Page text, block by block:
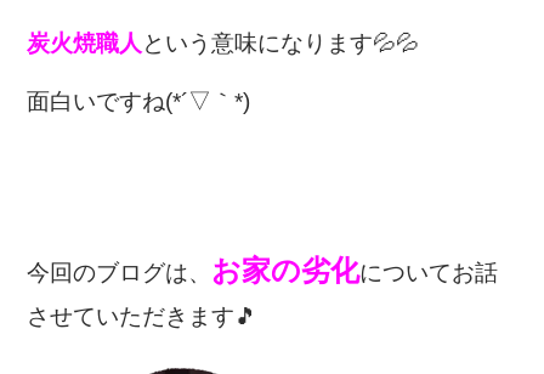
炭火焼職人 という意味になります💦💦
面白いですね(*´▽｀*)
今回のブログは、 お家の劣化についてお話
させていただきます🎵